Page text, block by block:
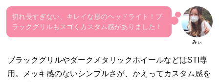
切れ長すぎない、キレイな形のヘッドライト！ブ
ラックグリルもスゴくカスタム感がありました！
ブラックグリルやダークメタリックホイールなどはSTI専
用。メッキ感のないシンプルさが、かえってカスタム感を